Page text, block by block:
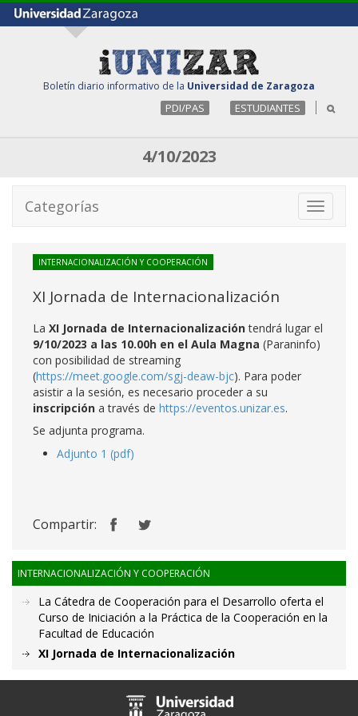
Boletín diario informativo de la Universidad de Zaragoza
PDI/PAS ESTUDIANTES
4/10/2023
Toggle
Categorías
INTERNACIONALIZACIÓN Y COOPERACIÓN
XI Jornada de Internacionalización
La XI Jornada de Internacionalizacióntendrá lugar el
9/10/2023 a las 10.00h en el Aula Magna (Paraninfo)
con posibilidad de streaming
(https://meet.google.com/sgj-deaw-bjc). Para poder
asistir a la sesión, es necesario proceder a su
inscripción a través de https://eventos.unizar.es.
Se adjunta programa.
Adjunto 1 (pdf)
Compartir:
INTERNACIONALIZACIÓN Y COOPERACIÓN
La Cátedra de Cooperación para el Desarrollo oferta el
Curso de Iniciación a la Práctica de la Cooperación en la
Facultad de Educación
XI Jornada de Internacionalización